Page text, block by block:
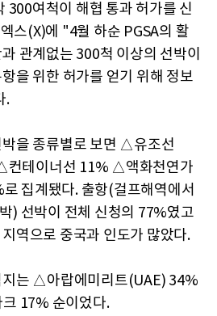
300여척이 해협 통과 허가를 신
스(X)에 "4월 하순 PGSA의 활
관계없는 300척 이상의 선박이
을 위한 허가를 얻기 위해 정보
.
을 종류별로 보면 △유조선
테이너선 11% △액화천연가
집계됐다. 출항(걸프해역에서
) 선박이 전체 신청의 77%였고
역으로 중국과 인도가 많았다.
지는 △아랍에미리트(UAE) 34%
17% 순이었다.